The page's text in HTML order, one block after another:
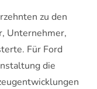
zu den
Unternehmer,
Für Ford
die